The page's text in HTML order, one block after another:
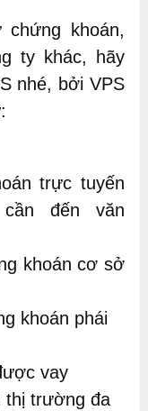
khoán,
ty khác, hãy
nhé, bởi VPS
trực tuyến
đến văn
khoán cơ sở
khoán phái
vay
thị trường đa